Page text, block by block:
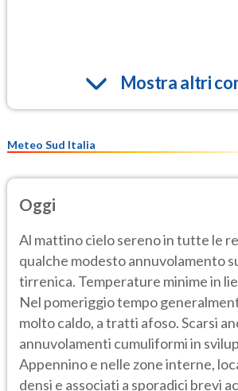
Mostra altri
Meteo Sud Italia
Oggi
Al mattino cielo sereno in tutte le
qualche modesto annuvolamento
tirrenica. Temperature minime in
Nel pomeriggio tempo
molto caldo, a tratti afoso. Scarsi
annuvolamenti cumuliformi in
Appennino e nelle zone interne,
densi e associati a sporadici brevi